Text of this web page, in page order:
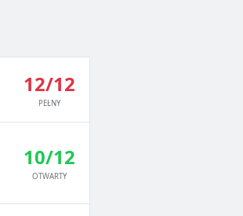
12/12
PEŁNY
10/12
OTWARTY